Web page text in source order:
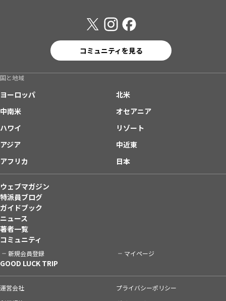
コミュニティを見る
国と地域
ヨーロッパ
北米
中南米
オセアニア
ハワイ
リゾート
アジア
中近東
アフリカ
日本
ウェブマガジン
特派員ブログ
ガイドブック
ニュース
著者一覧
コミュニティ
新規会員登録 マイページ
GOOD LUCK TRIP
運営会社
プライバシーポリシー